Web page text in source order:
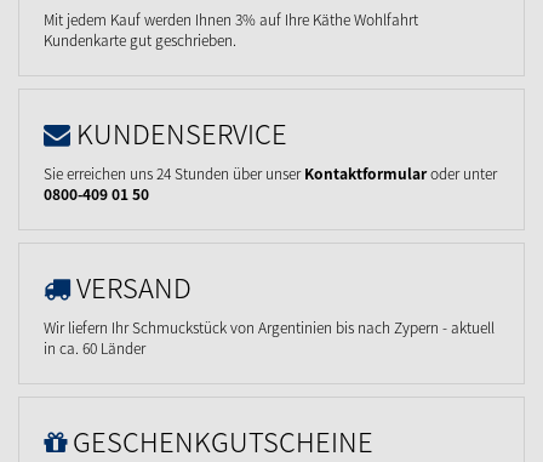
Mit jedem Kauf werden Ihnen 3% auf Ihre Käthe Wohlfahrt
Kundenkarte gut geschrieben.
KUNDENSERVICE
Sie erreichen uns 24 Stunden über unserKontaktformularoder unter
0800-409 01 50
VERSAND
Wir liefern Ihr Schmuckstück von Argentinien bis nach Zypern - aktuell
in ca. 60 Länder
GESCHENKGUTSCHEINE